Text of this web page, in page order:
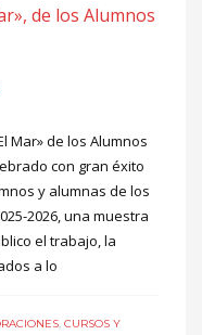
de los Alumnos
Mar» de los Alumnos
con gran éxito
y alumnas de los
2026, una muestra
el trabajo, la
a lo
, CURSOS Y